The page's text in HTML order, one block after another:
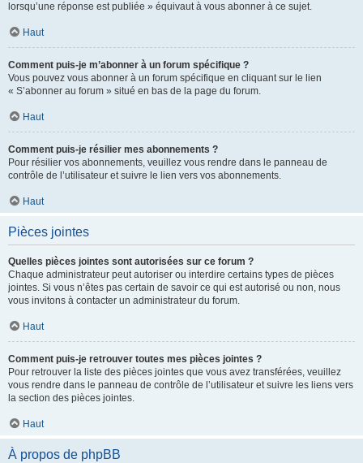
lorsqu’une réponse est publiée » équivaut à vous abonner à ce sujet.
Haut
Comment puis-je m’abonner à un forum spécifique ?
Vous pouvez vous abonner à un forum spécifique en cliquant sur le lien
« S’abonner au forum » situé en bas de la page du forum.
Haut
Comment puis-je résilier mes abonnements ?
Pour résilier vos abonnements, veuillez vous rendre dans le panneau de
contrôle de l’utilisateur et suivre le lien vers vos abonnements.
Haut
Pièces jointes
Quelles pièces jointes sont autorisées sur ce forum ?
Chaque administrateur peut autoriser ou interdire certains types de pièces
jointes. Si vous n’êtes pas certain de savoir ce qui est autorisé ou non, nous
vous invitons à contacter un administrateur du forum.
Haut
Comment puis-je retrouver toutes mes pièces jointes ?
Pour retrouver la liste des pièces jointes que vous avez transférées, veuillez
vous rendre dans le panneau de contrôle de l’utilisateur et suivre les liens vers
la section des pièces jointes.
Haut
À propos de phpBB